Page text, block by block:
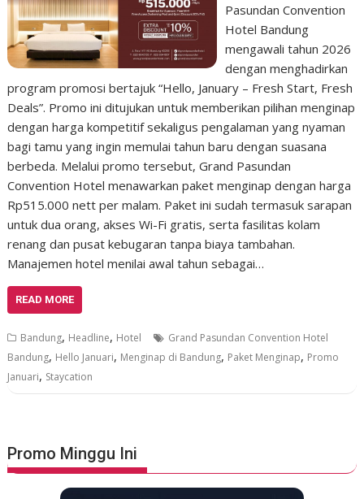
Pasundan Convention
Hotel Bandung
mengawali tahun 2026
dengan menghadirkan
program promosi bertajuk “Hello, January – Fresh Start, Fresh
Deals”. Promo ini ditujukan untuk memberikan pilihan menginap
dengan harga kompetitif sekaligus pengalaman yang nyaman
bagi tamu yang ingin memulai tahun baru dengan suasana
berbeda. Melalui promo tersebut, Grand Pasundan
Convention Hotel menawarkan paket menginap dengan harga
Rp515.000 nett per malam. Paket ini sudah termasuk sarapan
untuk dua orang, akses Wi-Fi gratis, serta fasilitas kolam
renang dan pusat kebugaran tanpa biaya tambahan.
Manajemen hotel menilai awal tahun sebagai…
READ MORE
Bandung, Headline, Hotel
Grand Pasundan Convention Hotel
Bandung, Hello Januari, Menginap di Bandung, Paket Menginap, Promo
Januari, Staycation
Promo Minggu Ini